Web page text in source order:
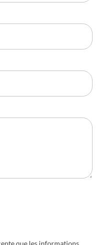
que les informations